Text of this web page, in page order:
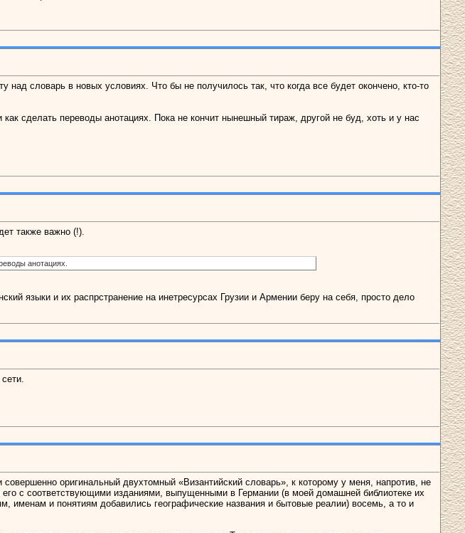
словарь в новых условиях. Что бы не получилось так, что когда все будет окончено, кто-то
сделать переводы анотациях. Пока не кончит нынешный тираж, другой не буд, хоть и у нас
также важно (!).
анотациях.
языки и их распрстранение на инетресурсах Грузии и Армении беру на себя, просто дело
оригинальный двухтомный «Византийский словарь», к которому у меня, напротив, не
с соответствующими изданиями, выпущенными в Германии (в моей домашней библиотеке их
именам и понятиям добавились географические названия и бытовые реалии) восемь, а то и